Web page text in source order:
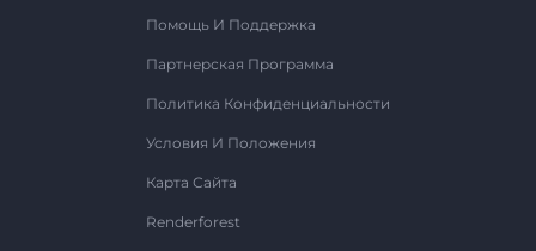
Помощь И Поддержка
Партнерская Программа
Политика Конфиденциальности
Условия И Положения
Карта Сайта
Renderforest